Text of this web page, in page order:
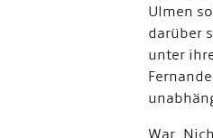
Ulmen
darüber
unter
War